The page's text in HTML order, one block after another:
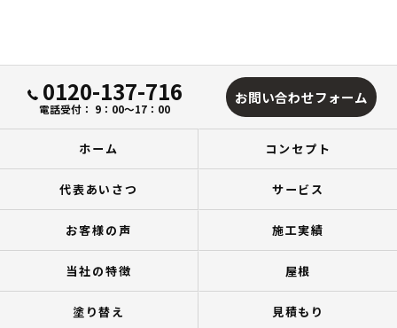
0120-137-716
電話受付： 9：00～17：00
お問い合わせフォーム
ホーム コンセプト
代表あいさつ サービス
お客様の声 施工実績
当社の特徴 屋根
塗り替え 見積もり